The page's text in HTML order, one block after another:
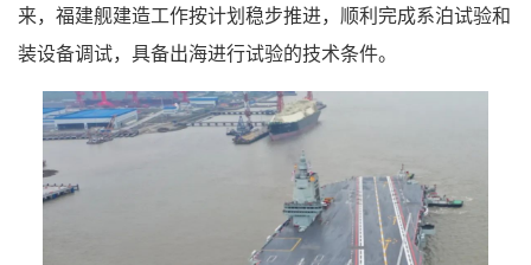
来，福建舰建造工作按计划稳步推进，顺利完成系泊试验和
装设备调试，具备出海进行试验的技术条件。